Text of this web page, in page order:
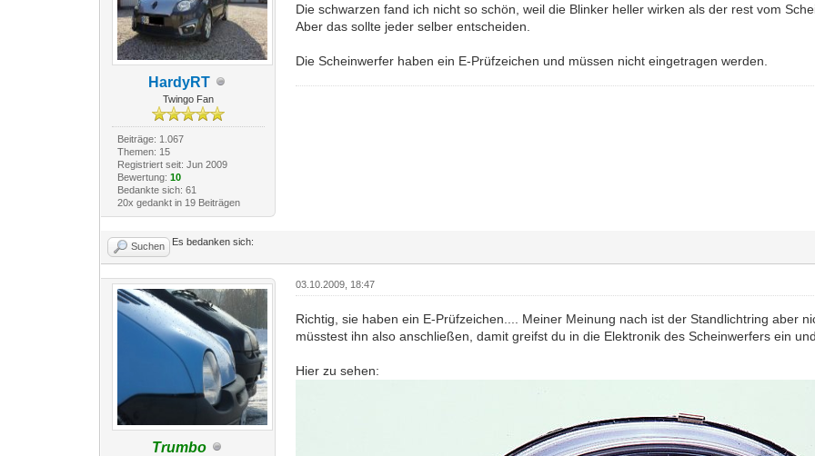
HardyRT
Twingo Fan
Beiträge: 1.067
Themen: 15
Registriert seit: Jun 2009
Bewertung: 10
Bedankte sich: 61
20x gedankt in 19 Beiträgen
Die schwarzen fand ich nicht so schön, weil die Blinker heller wirken als der rest vom
Aber das sollte jeder selber entscheiden.
Die Scheinwerfer haben ein E-Prüfzeichen und müssen nicht eingetragen werden.
Suchen Es bedanken sich:
Trumbo
03.10.2009, 18:47
Richtig, sie haben ein E-Prüfzeichen.... Meiner Meinung nach ist der Standlichtring aber
müsstest ihn also anschließen, damit greifst du in die Elektronik des Scheinwerfers ein
Hier zu sehen: